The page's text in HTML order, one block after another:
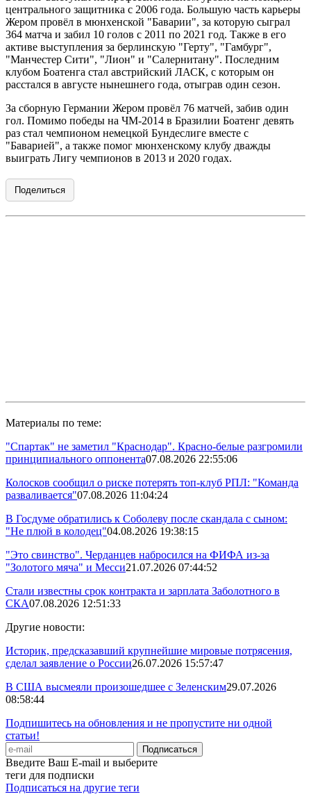
центрального защитника с 2006 года. Большую часть карьеры
Жером провёл в мюнхенской "Баварии", за которую сыграл
364 матча и забил 10 голов с 2011 по 2021 год. Также в его
активе выступления за берлинскую "Герту", "Гамбург",
"Манчестер Сити", "Лион" и "Салернитану". Последним
клубом Боатенга стал австрийский ЛАСК, с которым он
расстался в августе нынешнего года, отыграв один сезон.
За сборную Германии Жером провёл 76 матчей, забив один
гол. Помимо победы на ЧМ-2014 в Бразилии Боатенг девять
раз стал чемпионом немецкой Бундеслиге вместе с
"Баварией", а также помог мюнхенскому клубу дважды
выиграть Лигу чемпионов в 2013 и 2020 годах.
Поделиться
Материалы по теме:
"Спартак" не заметил "Краснодар". Красно-белые разгромили
принципиального оппонента07.08.2026 22:55:06
Колосков сообщил о риске потерять топ-клуб РПЛ: "Команда
разваливается"07.08.2026 11:04:24
В Госдуме обратились к Соболеву после скандала с сыном:
"Не плюй в колодец"04.08.2026 19:38:15
"Это свинство". Черданцев набросился на ФИФА из-за
"Золотого мяча" и Месси21.07.2026 07:44:52
Стали известны срок контракта и зарплата Заболотного в
СКА07.08.2026 12:51:33
Другие новости:
Историк, предсказавший крупнейшие мировые потрясения,
сделал заявление о России26.07.2026 15:57:47
В США высмеяли произошедшее с Зеленским29.07.2026
08:58:44
Подпишитесь на обновления и не пропустите ни одной
статьи!
Введите Ваш E-mail и выберите
теги для подписки
Подписаться на другие теги